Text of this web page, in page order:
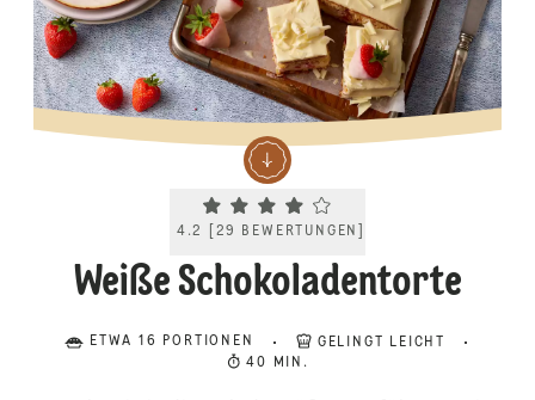
Current rating 4.2. Click to rate.
4.2 [29 BEWERTUNGEN
Weiße Schokoladentorte
ETWA 16 PORTIONEN
GELINGT LEICHT
40 MIN.